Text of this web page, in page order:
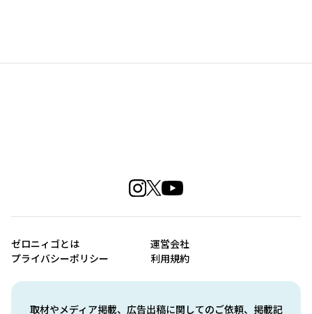
取材やメディア掲載、広告出稿に関してのご依頼、掲載記
ゼロニィゴとは
運営会社
プライバシーポリシー
利用規約